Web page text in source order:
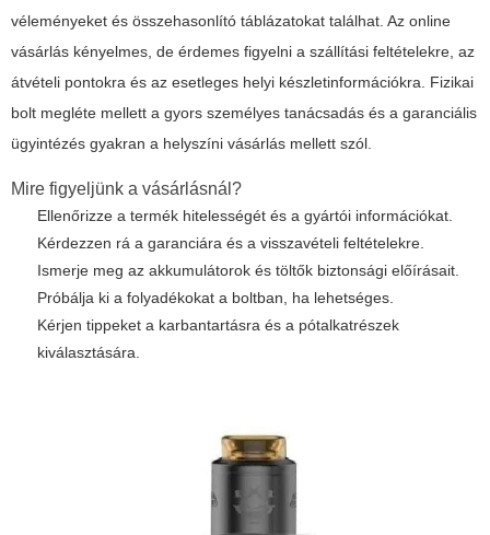
véleményeket és összehasonlító táblázatokat találhat. Az online
vásárlás kényelmes, de érdemes figyelni a szállítási feltételekre, az
átvételi pontokra és az esetleges helyi készletinformációkra. Fizikai
bolt megléte mellett a gyors személyes tanácsadás és a garanciális
ügyintézés gyakran a helyszíni vásárlás mellett szól.
Mire figyeljünk a vásárlásnál?
Ellenőrizze a termék hitelességét és a gyártói információkat.
Kérdezzen rá a garanciára és a visszavételi feltételekre.
Ismerje meg az akkumulátorok és töltők biztonsági előírásait.
Próbálja ki a folyadékokat a boltban, ha lehetséges.
Kérjen tippeket a karbantartásra és a pótalkatrészek
kiválasztására.